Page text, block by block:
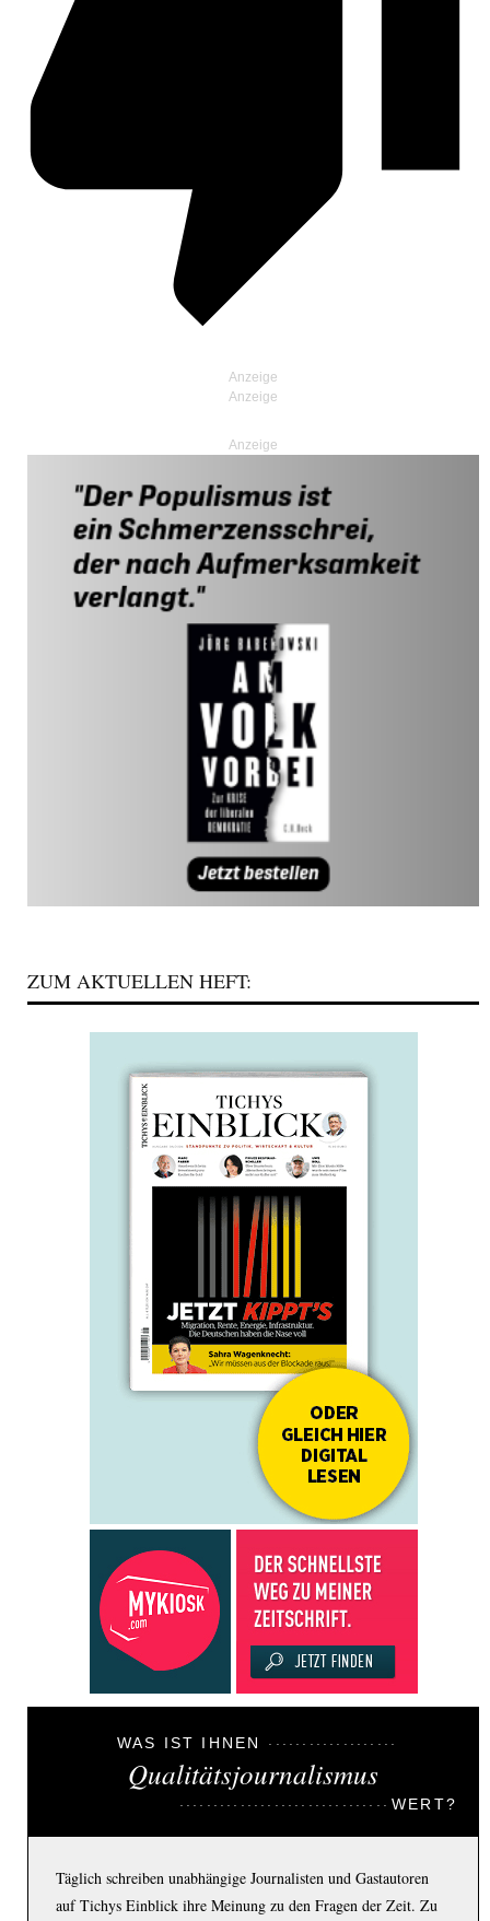
Anzeige
ZUM AKTUELLEN HEFT:
WAS IST IHNEN
Qualitätsjournalismus
WERT?
Täglich schreiben unabhängige Journalisten und Gastautoren
auf Tichys Einblick ihre Meinung zu den Fragen der Zeit. Zu